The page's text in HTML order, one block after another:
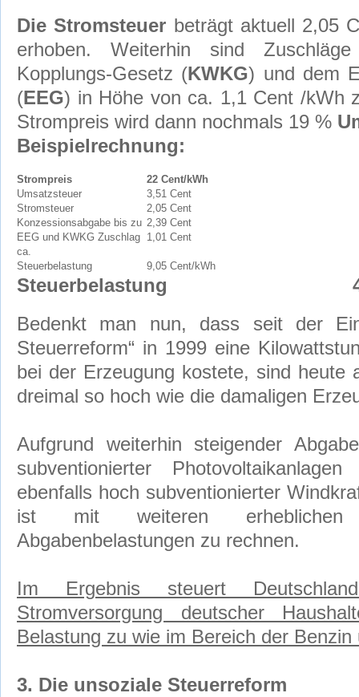
Die Stromsteuer beträgt aktuell 2,05
erhoben. Weiterhin sind
Kopplungs-Gesetz (KWKG) und dem
(EEG) in Höhe von ca. 1,1 Cent /kWh
Strompreis wird dann nochmals 19 %
Beispielrechnung:
Strompreis
22 Cent/kWh
Umsatzsteuer
3,51 Cent
Stromsteuer
2,05 Cent
Konzessionsabgabe bis zu 2,39 Cent
EEG und KWKG Zuschlag
ca.
1,01 Cent
Steuerbelastung 9,05 Cent/kWh
Steuerbelastung
Bedenkt man nun, dass seit der
Steuerreform“ in 1999 eine
bei der Erzeugung kostete, sind heute
dreimal so hoch wie die damaligen
Aufgrund weiterhin steigender
subventionierter
ebenfalls hoch subventionierter
ist mit weiteren erheblichen
Abgabenbelastungen zu rechnen.
Im Ergebnis steuert
Stromversorgung deutscher
Belastung zu wie im Bereich der
3. Die unsoziale Steuerreform